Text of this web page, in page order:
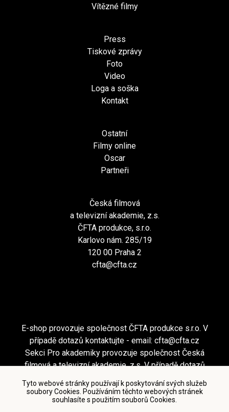
Tyto webové stránky používají k poskytování svých služeb
soubory Cookies. Používáním těchto webových stránek
souhlasíte s použitím souborů Cookies.
Vítězné filmy
Press
Tiskové zprávy
Foto
Video
Loga a soška
Kontakt
Ostatní
Filmy online
Oscar
Partneři
Česká filmová
a televizní akademie, z.s.
ČFTA produkce, s.r.o.
Karlovo nám. 285/19
120 00 Praha 2
cfta@cfta.cz
E-shop provozuje společnost ČFTA produkce s.r.o. V
případě dotazů kontaktujte - email: cfta@cfta.cz
Sekci Pro akademiky provozuje společnost Česká
filmová a televizní akademie, z.s. V případě dotazů
Podmínky užití a zásady ochrany osobních údajů